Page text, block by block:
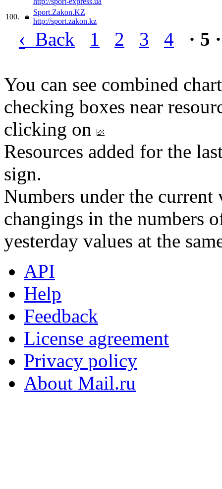
100.
Sport.Zakon.KZ
http://sport.zakon.kz
‹ Back 1 2 3 4 · 5 ·
You can see combined
checking boxes near
clicking on
Resources added for the
sign.
Numbers under the
changings in the numbers
yesterday values at the
API
Help
Feedback
License agreement
Privacy policy
About Mail.ru